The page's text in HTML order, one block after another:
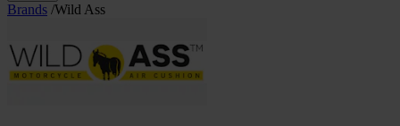
Brands /Wild Ass